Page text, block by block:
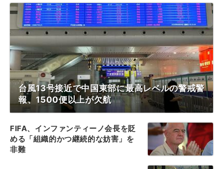
台風13号接近で中国東部に最高レベルの警戒警
報、1500便以上が欠航
FIFA、インファンティーノ会長を貶
める「組織的かつ継続的な妨害」を
非難